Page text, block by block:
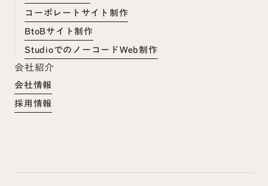
コーポレートサイト制作
BtoBサイト制作
StudioでのノーコードWeb制作
会社紹介
会社情報
採用情報